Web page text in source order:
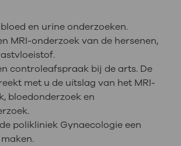
en urine onderzoeken.
MRI-onderzoek van de hersenen,
controleafspraak bij de arts. De
met u de uitslag van het MRI-
bloedonderzoek en
polikliniek Gynaecologie een